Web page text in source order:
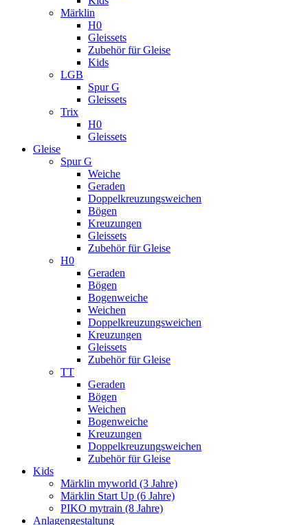
Märklin
H0
Gleissets
Zubehör für Gleise
Kids
LGB
Spur G
Gleissets
Trix
H0
Gleissets
Gleise
Spur G
Weiche
Geraden
Doppelkreuzungsweichen
Bögen
Kreuzungen
Gleissets
Zubehör für Gleise
H0
Geraden
Bögen
Bogenweiche
Weichen
Doppelkreuzungsweichen
Kreuzungen
Gleissets
Zubehör für Gleise
TT
Geraden
Bögen
Weichen
Bogenweiche
Kreuzungen
Doppelkreuzungsweichen
Zubehör für Gleise
Kids
Märklin myworld (3 Jahre)
Märklin Start Up (6 Jahre)
PIKO mytrain (8 Jahre)
Anlagengestaltung